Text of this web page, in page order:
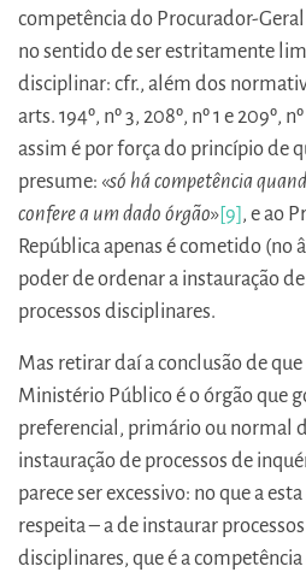
competência do Procurador-
no sentido de ser estritamente
disciplinar: cfr., além dos
arts. 194º, nº 3, 208º, nº 1 e 209º,
assim é por força do princípio de
presume: «só há competência
confere a um dado órgão»[9], e ao
República apenas é cometido (no
poder de ordenar a instauração
processos disciplinares.
Mas retirar daí a conclusão de
Ministério Público é o órgão que
preferencial, primário ou normal
instauração de processos de
parece ser excessivo: no que a
respeita – a de instaurar
disciplinares, que é a